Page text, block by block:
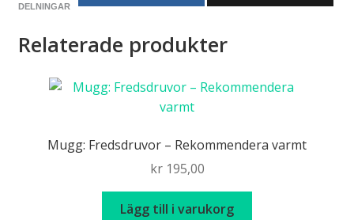
DELNINGAR
Relaterade produkter
Mugg: Fredsdruvor – Rekommendera varmt
kr195,00
Lägg till i varukorg